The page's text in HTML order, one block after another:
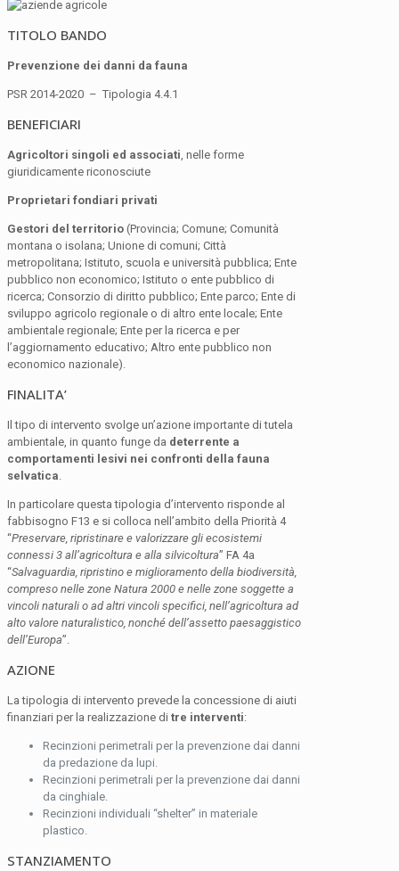
TITOLO BANDO
Prevenzione dei danni da fauna
PSR 2014-2020 – Tipologia 4.4.1
BENEFICIARI
Agricoltori singoli ed associati, nelle forme
giuridicamente riconosciute
Proprietari fondiari privati
Gestori del territorio (Provincia; Comune; Comunità
montana o isolana; Unione di comuni; Città
metropolitana; Istituto, scuola e università pubblica; Ente
pubblico non economico; Istituto o ente pubblico di
ricerca; Consorzio di diritto pubblico; Ente parco; Ente di
sviluppo agricolo regionale o di altro ente locale; Ente
ambientale regionale; Ente per la ricerca e per
l’aggiornamento educativo; Altro ente pubblico non
economico nazionale).
FINALITA’
Il tipo di intervento svolge un’azione importante di tutela
ambientale, in quanto funge da deterrente a
comportamenti lesivi nei confronti della fauna
selvatica.
In particolare questa tipologia d’intervento risponde al
fabbisogno F13 e si colloca nell’ambito della Priorità 4
“Preservare, ripristinare e valorizzare gli ecosistemi
connessi 3 all’agricoltura e alla silvicoltura” FA 4a
“Salvaguardia, ripristino e miglioramento della biodiversità,
compreso nelle zone Natura 2000 e nelle zone soggette a
vincoli naturali o ad altri vincoli specifici, nell’agricoltura ad
alto valore naturalistico, nonché dell’assetto paesaggistico
dell’Europa”.
AZIONE
La tipologia di intervento prevede la concessione di aiuti
finanziari per la realizzazione di tre interventi:
Recinzioni perimetrali per la prevenzione dai danni
da predazione da lupi.
Recinzioni perimetrali per la prevenzione dai danni
da cinghiale.
Recinzioni individuali “shelter” in materiale
plastico.
STANZIAMENTO